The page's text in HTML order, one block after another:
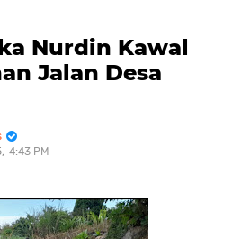
Nurdin Kawal
Jalan Desa
4:43 PM